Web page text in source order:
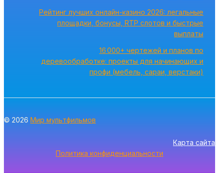
Рейтинг лучших онлайн-казино 2026: легальные
площадки, бонусы, RTP слотов и быстрые
выплаты
16 000+ чертежей и планов по
деревообработке: проекты для начинающих и
профи (мебель, сараи, верстаки)
© 2026 Мир мультфильмов
Карта сайта
Политика конфиденциальности